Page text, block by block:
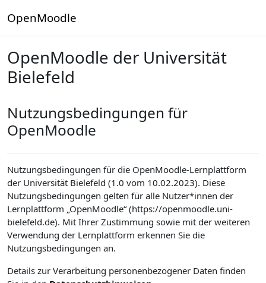
OpenMoodle
OpenMoodle der Universität
Bielefeld
Nutzungsbedingungen für
OpenMoodle
Nutzungsbedingungen für die OpenMoodle-Lernplattform
der Universität Bielefeld (1.0 vom 10.02.2023). Diese
Nutzungsbedingungen gelten für alle Nutzer*innen der
Lernplattform „OpenMoodle“ (https://openmoodle.uni-
bielefeld.de). Mit Ihrer Zustimmung sowie mit der weiteren
Verwendung der Lernplattform erkennen Sie die
Nutzungsbedingungen an.
Details zur Verarbeitung personenbezogener Daten finden